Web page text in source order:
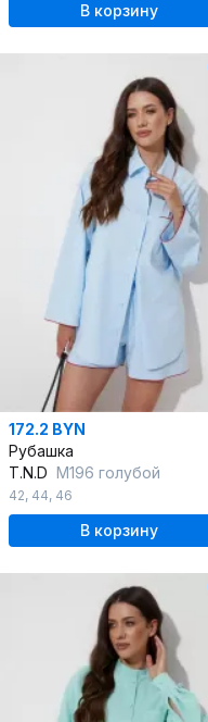
В корзину
172.2 BYN
Рубашка
T.N.D М196 голубой
42, 44, 46
В корзину